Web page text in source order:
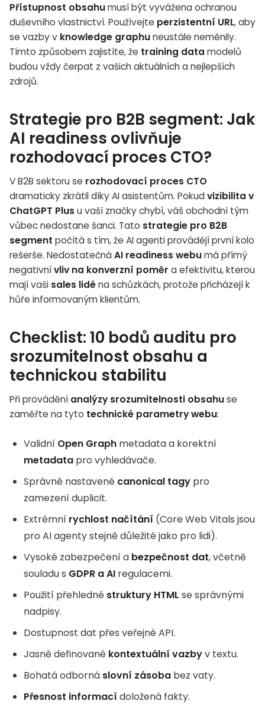
Přístupnost obsahumusí být vyvážena ochranou
duševního vlastnictví. Používejte perzistentní URL, aby
se vazby v knowledge graphuneustále neměnily.
Tímto způsobem zajistíte, že training data modelů
budou vždy čerpat z vašich aktuálních a nejlepších
zdrojů.
Strategie pro B2B segment: Jak
AI readiness ovlivňuje
rozhodovací proces CTO?
V B2B sektoru se rozhodovací proces CTO
dramaticky zkrátil díky AI asistentům. Pokudvizibilita v
ChatGPT Plus u vaší značky chybí, váš obchodní tým
vůbec nedostane šanci. Tato strategie pro B2B
segment počítá s tím, že AI agenti provádějí první kolo
rešerše. NedostatečnáAI readiness webumá přímý
negativnívliv na konverzní poměr a efektivitu, kterou
mají vaši sales lidéna schůzkách, protože přicházejí k
hůře informovaným klientům.
Checklist: 10 bodů auditu pro
srozumitelnost obsahu a
technickou stabilitu
Při provádění analýzy srozumitelnosti obsahuse
zaměřte na tyto technické parametry webu:
Validní Open Graph metadata a korektní
metadata pro vyhledávače.
Správně nastavené canonical tagy pro
zamezení duplicit.
Extrémní rychlost načítání (Core Web Vitals jsou
pro AI agenty stejně důležité jako pro lidi).
Vysoké zabezpečení a bezpečnost dat, včetně
souladu s GDPR a AI regulacemi.
Použití přehledné struktury HTML se správnými
nadpisy.
Dostupnost dat přes veřejné API.
Jasně definované kontextuální vazbyv textu.
Bohatá odborná slovní zásoba bez vaty.
Přesnost informací doložená fakty.